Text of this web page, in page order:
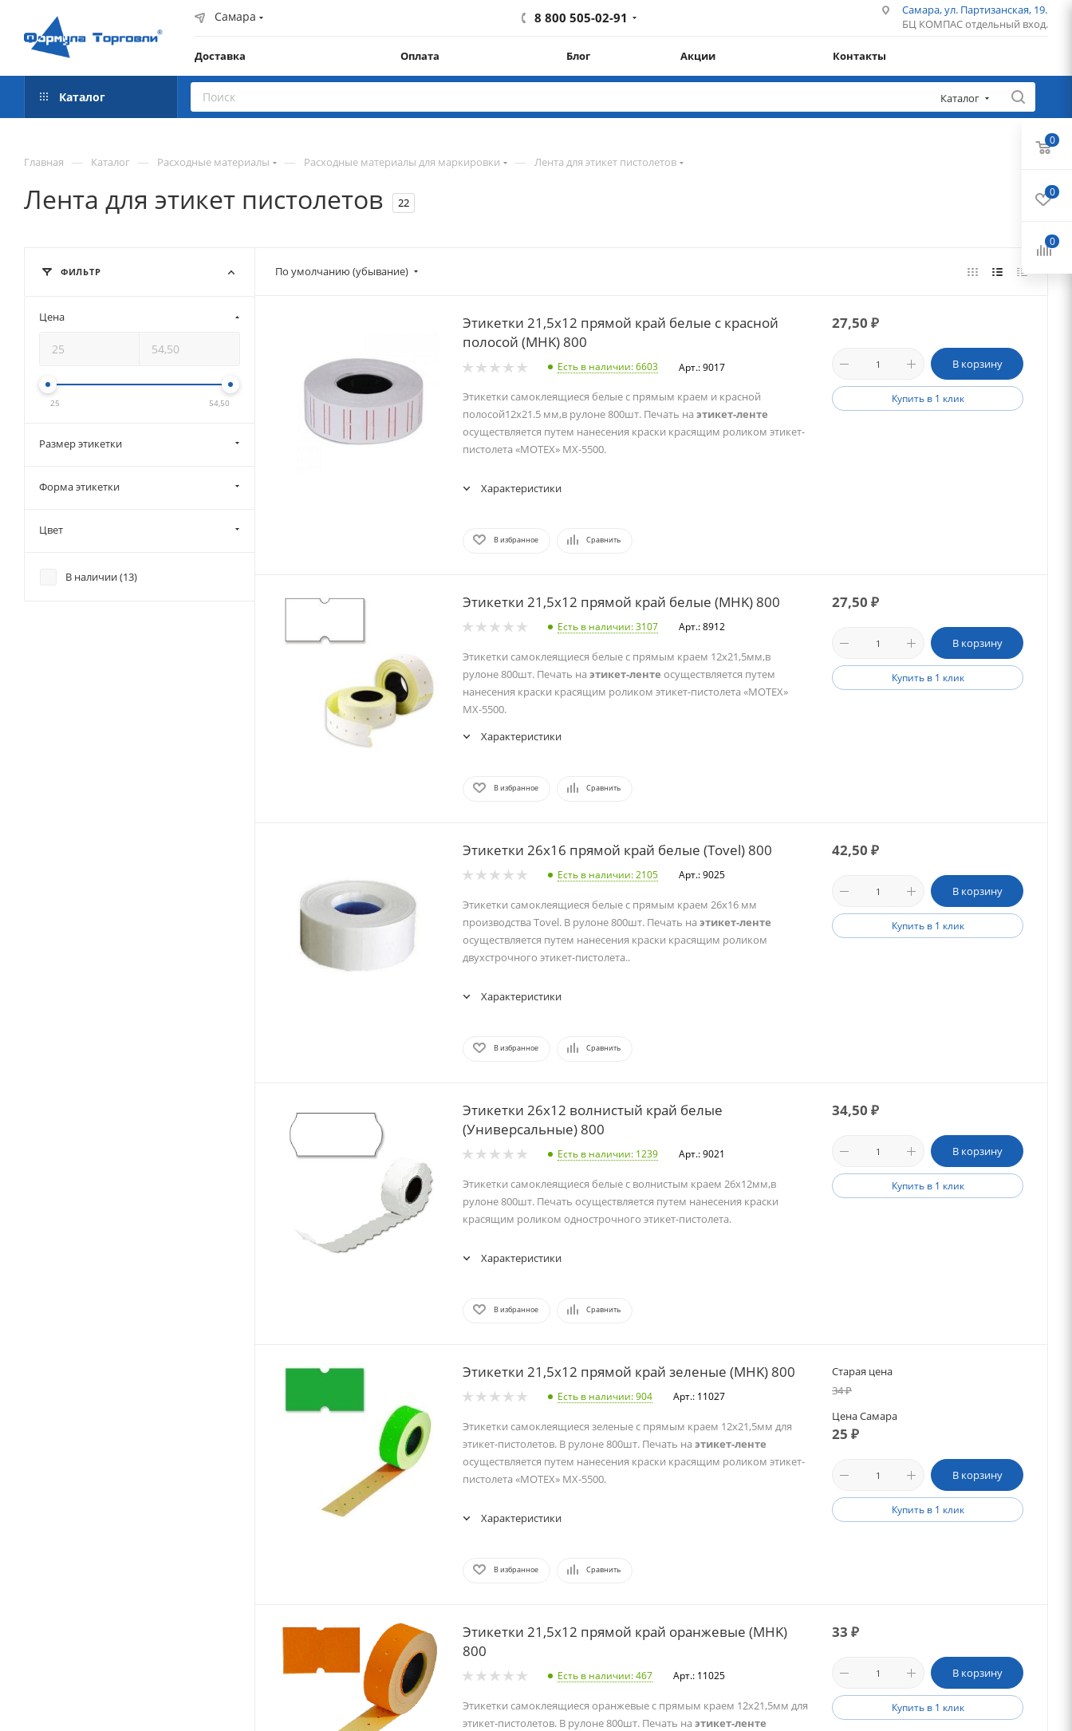
Самара 8 800 505-02-91
Самара, ул. Партизанская, 19.
БЦ КОМПАС отдельный вход.
Доставка Оплата Блог Акции Контакты
Каталог Каталог
Главная — Каталог — Расходные материалы — Расходные материалы для маркировки — Лента для этикет пистолетов
Лента для этикет пистолетов 22
По умолчанию (убывание)
Этикетки 21,5х12 прямой край белые с красной
полосой (MHK) 800
Есть в наличии: 6603 Арт.: 9017
Этикетки самоклеящиеся белые с прямым краем и красной
полосой12х21.5 мм,в рулоне 800шт. Печать на этикет-ленте
осуществляется путем нанесения краски красящим роликом этикет-
пистолета «MOTEX» МХ-5500.
Характеристики
В избранное Сравнить
27,50 ₽
В корзину
Купить в 1 клик
Этикетки 21,5х12 прямой край белые (MHK) 800
Есть в наличии: 3107 Арт.: 8912
Этикетки самоклеящиеся белые с прямым краем 12х21,5мм,в
рулоне 800шт. Печать на этикет-ленте осуществляется путем
нанесения краски красящим роликом этикет-пистолета «MOTEX»
МХ-5500.
Характеристики
В избранное Сравнить
27,50 ₽
В корзину
Купить в 1 клик
Этикетки 26х16 прямой край белые (Tovel) 800
Есть в наличии: 2105 Арт.: 9025
Этикетки самоклеящиеся белые с прямым краем 26х16 мм
производства Tovel. В рулоне 800шт. Печать на этикет-ленте
осуществляется путем нанесения краски красящим роликом
двухстрочного этикет-пистолета..
Характеристики
В избранное Сравнить
42,50 ₽
В корзину
Купить в 1 клик
Этикетки 26х12 волнистый край белые
(Универсальные) 800
Есть в наличии: 1239 Арт.: 9021
Этикетки самоклеящиеся белые с волнистым краем 26х12мм,в
рулоне 800шт. Печать осуществляется путем нанесения краски
красящим роликом однострочного этикет-пистолета.
Характеристики
В избранное Сравнить
34,50 ₽
В корзину
Купить в 1 клик
Этикетки 21,5х12 прямой край зеленые (MHK) 800
Есть в наличии: 904 Арт.: 11027
Этикетки самоклеящиеся зеленые с прямым краем 12х21,5мм для
этикет-пистолетов. В рулоне 800шт. Печать на этикет-ленте
осуществляется путем нанесения краски красящим роликом этикет-
пистолета «MOTEX» МХ-5500.
Характеристики
В избранное Сравнить
Старая цена
34₽
Цена Самара
25 ₽
В корзину
Купить в 1 клик
Этикетки 21,5х12 прямой край оранжевые (MHK)
800
Есть в наличии: 467 Арт.: 11025
Этикетки самоклеящиеся оранжевые с прямым краем 12х21,5мм для
этикет-пистолетов. В рулоне 800шт. Печать на этикет-ленте
33 ₽
В корзину
Купить в 1 клик
ФИЛЬТР
Цена
25 54,50
Размер этикетки
Форма этикетки
Цвет
В наличии (13)
0
0
0